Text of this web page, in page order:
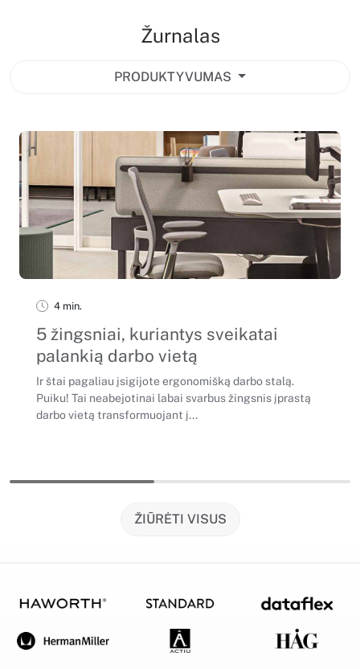
Žurnalas
PRODUKTYVUMAS
4 min.
5 žingsniai, kuriantys sveikatai
palankią darbo vietą
Ir štai pagaliau įsigijote ergonomišką darbo stalą.
Puiku! Tai neabejotinai labai svarbus žingsnis įprastą
darbo vietą transformuojant į...
ŽIŪRĖTI VISUS